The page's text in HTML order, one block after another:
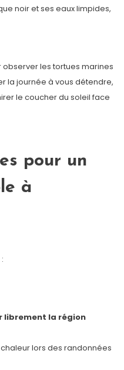
noir et ses eaux limpides,
les tortues marines
la journée à vous détendre,
le coucher du soleil face
pour un
à
librement la région
lors des randonnées